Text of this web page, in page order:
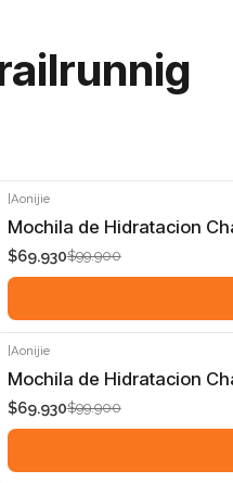
-30%
Aonijie
Mochila de Hidratacion
$69.930$99.900
-30%
Aonijie
Mochila de Hidratacion
$69.930$99.900